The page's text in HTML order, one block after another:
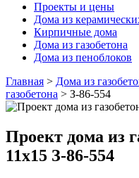
Проекты и цены
Дома из
Кирпичные дома
Дома из газобетона
Дома из пеноблоков
Главная > Дома из
газобетона > З-86-554
Проект дома из
11х15 З-86-554